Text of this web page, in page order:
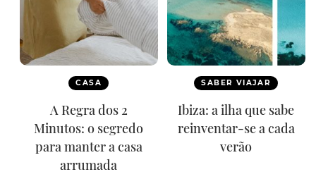
CASA
A Regra dos 2
Minutos: o segredo
para manter a casa
arrumada
SABER VIAJAR
Ibiza: a ilha que sabe
reinventar-se a cada
verão